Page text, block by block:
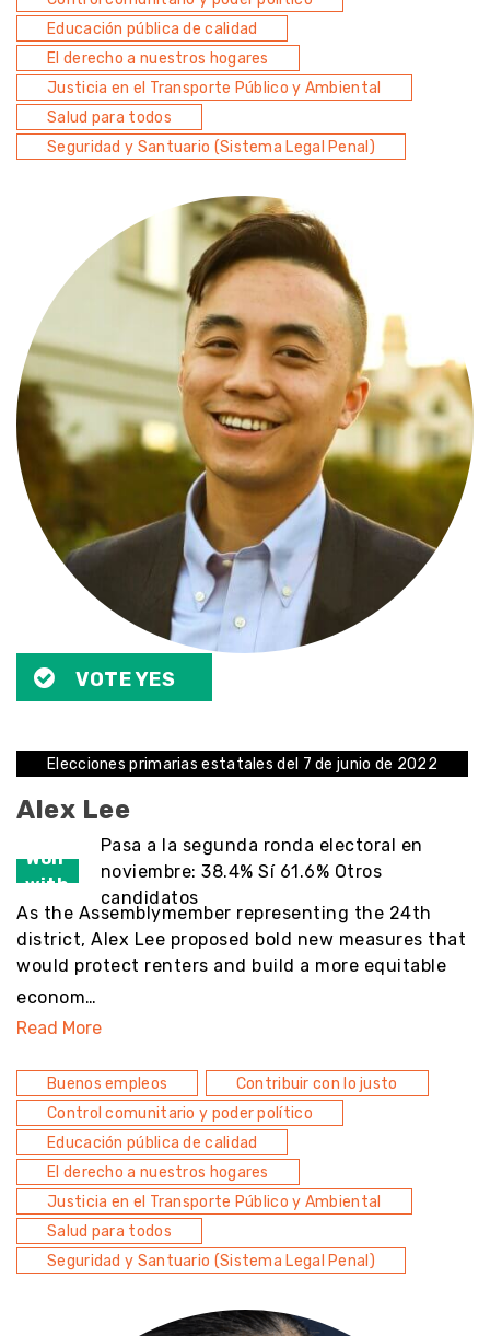
Educación pública de calidad
El derecho a nuestros hogares
Justicia en el Transporte Público y Ambiental
Salud para todos
Seguridad y Santuario (Sistema Legal Penal)
VOTE YES
Elecciones primarias estatales del 7 de junio de 2022
Alex Lee
Won
with
Pasa a la segunda ronda electoral en
noviembre: 38.4% Sí 61.6% Otros
candidatos
As the Assemblymember representing the 24th
district, Alex Lee proposed bold new measures that
would protect renters and build a more equitable
econom…
Read More
Buenos empleos
Contribuir con lo justo
Control comunitario y poder político
Educación pública de calidad
El derecho a nuestros hogares
Justicia en el Transporte Público y Ambiental
Salud para todos
Seguridad y Santuario (Sistema Legal Penal)